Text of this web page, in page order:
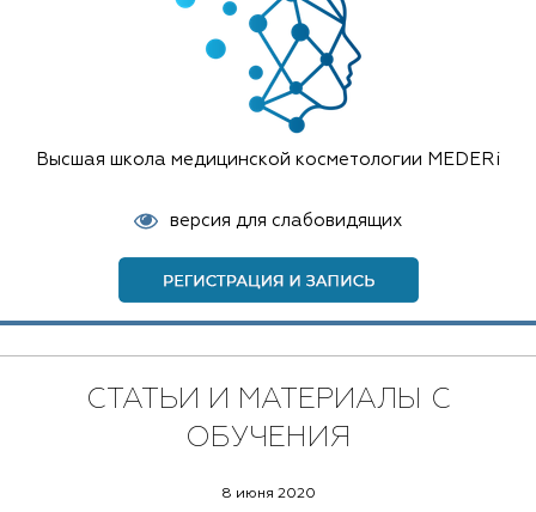
Высшая школа медицинской косметологии MEDERi
версия для слабовидящих
СТАТЬИ И МАТЕРИАЛЫ С
ОБУЧЕНИЯ
8 июня 2020